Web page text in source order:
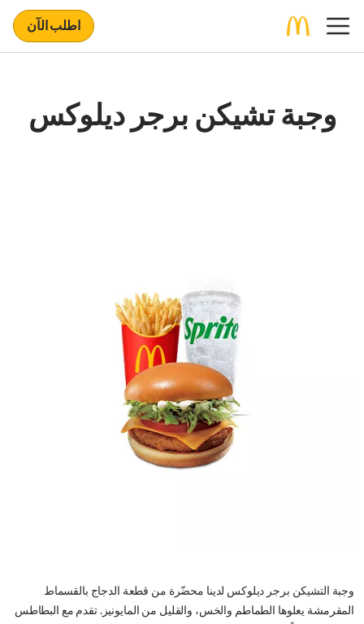
اطلب الآن
وجبة تشيكن برجر ديلوكس
وجبة التشيكن برجر ديلوكس لدينا محضّرة من قطعة الدجاج بالقسماط
المقرمشة يعلوها الطماطم والخس، والقليل من المايونيز. تقدم مع البطاطس